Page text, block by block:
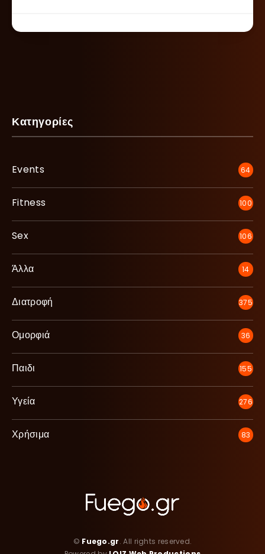
Κατηγορίες
Events 64
Fitness 100
Sex 106
Άλλα 14
Διατροφή 375
Ομορφιά 36
Παιδι 155
Υγεία 276
Χρήσιμα 83
© Fuego.gr. All rights reserved.